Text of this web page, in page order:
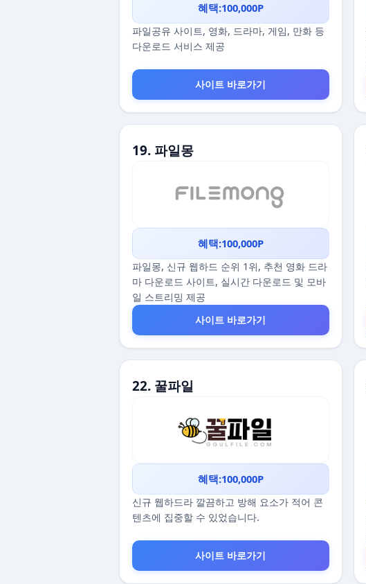
혜택:100,000P
파일공유 사이트, 영화, 드라마, 게임, 만화 등
다운로드 서비스 제공
사이트 바로가기
19. 파일몽
혜택:100,000P
파일몽, 신규 웹하드 순위 1위, 추천 영화 드라
마 다운로드 사이트, 실시간 다운로드 및 모바
일 스트리밍 제공
사이트 바로가기
22. 꿀파일
혜택:100,000P
신규 웹하드라 깔끔하고 방해 요소가 적어 콘
텐츠에 집중할 수 있었습니다.
사이트 바로가기